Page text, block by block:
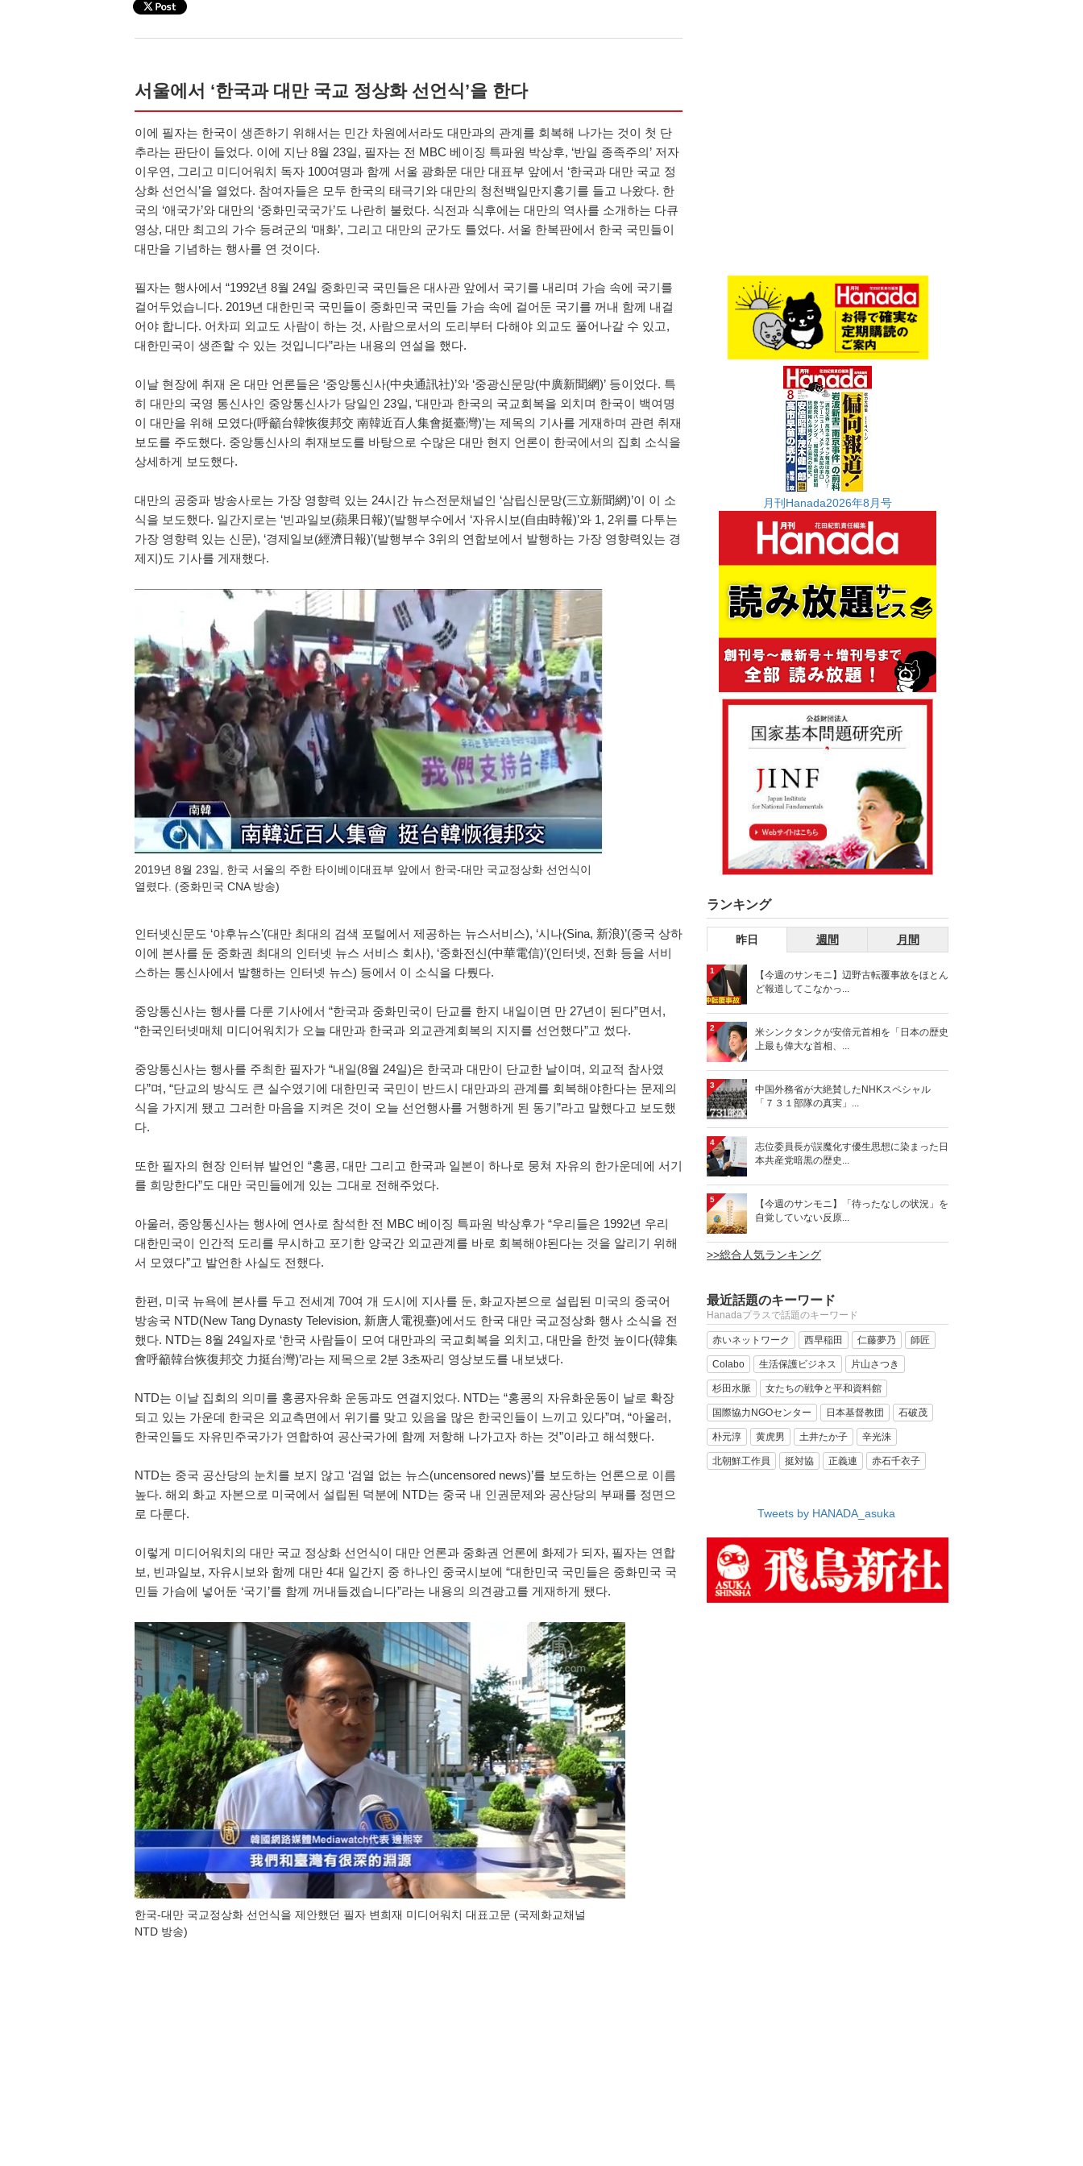
서울에서 ‘한국과 대만 국교 정상화 선언식’을 한다
이에 필자는 한국이 생존하기 위해서는 민간 차원에서라도 대만과의 관계를 회복해 나가는 것이 첫 단
추라는 판단이 들었다. 이에 지난 8월 23일, 필자는 전 MBC 베이징 특파원 박상후, ‘반일 종족주의’ 저자
이우연, 그리고 미디어워치 독자 100여명과 함께 서울 광화문 대만 대표부 앞에서 ‘한국과 대만 국교 정
상화 선언식’을 열었다. 참여자들은 모두 한국의 태극기와 대만의 청천백일만지홍기를 들고 나왔다. 한
국의 ‘애국가’와 대만의 ‘중화민국국가’도 나란히 불렀다. 식전과 식후에는 대만의 역사를 소개하는 다큐
영상, 대만 최고의 가수 등려군의 ‘매화’, 그리고 대만의 군가도 틀었다. 서울 한복판에서 한국 국민들이
대만을 기념하는 행사를 연 것이다.
필자는 행사에서 “1992년 8월 24일 중화민국 국민들은 대사관 앞에서 국기를 내리며 가슴 속에 국기를
걸어두었습니다. 2019년 대한민국 국민들이 중화민국 국민들 가슴 속에 걸어둔 국기를 꺼내 함께 내걸
어야 합니다. 어차피 외교도 사람이 하는 것, 사람으로서의 도리부터 다해야 외교도 풀어나갈 수 있고,
대한민국이 생존할 수 있는 것입니다”라는 내용의 연설을 했다.
이날 현장에 취재 온 대만 언론들은 ‘중앙통신사(中央通訊社)’와 ‘중광신문망(中廣新聞網)’ 등이었다. 특
히 대만의 국영 통신사인 중앙통신사가 당일인 23일, ‘대만과 한국의 국교회복을 외치며 한국이 백여명
이 대만을 위해 모였다(呼籲台韓恢復邦交 南韓近百人集會挺臺灣)’는 제목의 기사를 게재하며 관련 취재
보도를 주도했다. 중앙통신사의 취재보도를 바탕으로 수많은 대만 현지 언론이 한국에서의 집회 소식을
상세하게 보도했다.
대만의 공중파 방송사로는 가장 영향력 있는 24시간 뉴스전문채널인 ‘삼립신문망(三立新聞網)’이 이 소
식을 보도했다. 일간지로는 ‘빈과일보(蘋果日報)’(발행부수에서 ‘자유시보(自由時報)’와 1, 2위를 다투는
가장 영향력 있는 신문), ‘경제일보(經濟日報)’(발행부수 3위의 연합보에서 발행하는 가장 영향력있는 경
제지)도 기사를 게재했다.
2019년 8월 23일, 한국 서울의 주한 타이베이대표부 앞에서 한국-대만 국교정상화 선언식이
열렸다. (중화민국 CNA 방송)
인터넷신문도 ‘야후뉴스’(대만 최대의 검색 포털에서 제공하는 뉴스서비스), ‘시나(Sina, 新浪)’(중국 상하
이에 본사를 둔 중화권 최대의 인터넷 뉴스 서비스 회사), ‘중화전신(中華電信)’(인터넷, 전화 등을 서비
스하는 통신사에서 발행하는 인터넷 뉴스) 등에서 이 소식을 다뤘다.
중앙통신사는 행사를 다룬 기사에서 “한국과 중화민국이 단교를 한지 내일이면 만 27년이 된다”면서,
“한국인터넷매체 미디어워치가 오늘 대만과 한국과 외교관계회복의 지지를 선언했다”고 썼다.
중앙통신사는 행사를 주최한 필자가 “내일(8월 24일)은 한국과 대만이 단교한 날이며, 외교적 참사였
다”며, “단교의 방식도 큰 실수였기에 대한민국 국민이 반드시 대만과의 관계를 회복해야한다는 문제의
식을 가지게 됐고 그러한 마음을 지켜온 것이 오늘 선언행사를 거행하게 된 동기”라고 말했다고 보도했
다.
또한 필자의 현장 인터뷰 발언인 “홍콩, 대만 그리고 한국과 일본이 하나로 뭉쳐 자유의 한가운데에 서기
를 희망한다”도 대만 국민들에게 있는 그대로 전해주었다.
아울러, 중앙통신사는 행사에 연사로 참석한 전 MBC 베이징 특파원 박상후가 “우리들은 1992년 우리
대한민국이 인간적 도리를 무시하고 포기한 양국간 외교관계를 바로 회복해야된다는 것을 알리기 위해
서 모였다”고 발언한 사실도 전했다.
한편, 미국 뉴욕에 본사를 두고 전세계 70여 개 도시에 지사를 둔, 화교자본으로 설립된 미국의 중국어
방송국 NTD(New Tang Dynasty Television, 新唐人電視臺)에서도 한국 대만 국교정상화 행사 소식을 전
했다. NTD는 8월 24일자로 ‘한국 사람들이 모여 대만과의 국교회복을 외치고, 대만을 한껏 높이다(韓集
會呼籲韓台恢復邦交 力挺台灣)’라는 제목으로 2분 3초짜리 영상보도를 내보냈다.
NTD는 이날 집회의 의미를 홍콩자유화 운동과도 연결지었다. NTD는 “홍콩의 자유화운동이 날로 확장
되고 있는 가운데 한국은 외교측면에서 위기를 맞고 있음을 많은 한국인들이 느끼고 있다”며, “아울러,
한국인들도 자유민주국가가 연합하여 공산국가에 함께 저항해 나가고자 하는 것”이라고 해석했다.
NTD는 중국 공산당의 눈치를 보지 않고 ‘검열 없는 뉴스(uncensored news)’를 보도하는 언론으로 이름
높다. 해외 화교 자본으로 미국에서 설립된 덕분에 NTD는 중국 내 인권문제와 공산당의 부패를 정면으
로 다룬다.
이렇게 미디어워치의 대만 국교 정상화 선언식이 대만 언론과 중화권 언론에 화제가 되자, 필자는 연합
보, 빈과일보, 자유시보와 함께 대만 4대 일간지 중 하나인 중국시보에 “대한민국 국민들은 중화민국 국
민들 가슴에 넣어둔 ‘국기’를 함께 꺼내들겠습니다”라는 내용의 의견광고를 게재하게 됐다.
한국-대만 국교정상화 선언식을 제안했던 필자 변희재 미디어워치 대표고문 (국제화교채널
NTD 방송)
月刊Hanada2026年8月号
ランキング
昨日 週間 月間
1
【今週のサンモニ】辺野古転覆事故をほとん
ど報道してこなかっ...
2
米シンクタンクが安倍元首相を「日本の歴史
上最も偉大な首相、...
3
中国外務省が大絶賛したNHKスペシャル
「７３１部隊の真実」...
4
志位委員長が誤魔化す優生思想に染まった日
本共産党暗黒の歴史...
5
【今週のサンモニ】「待ったなしの状況」を
自覚していない反原...
>>総合人気ランキング
最近話題のキーワード
Hanadaプラスで話題のキーワード
赤いネットワーク 西早稲田 仁藤夢乃 師匠
Colabo 生活保護ビジネス 片山さつき
杉田水脈 女たちの戦争と平和資料館
国際協力NGOセンター 日本基督教団 石破茂
朴元淳 黄虎男 土井たか子 辛光洙
北朝鮮工作員 挺対協 正義連 赤石千衣子
Tweets by HANADA_asuka